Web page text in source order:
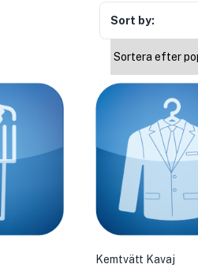
Sort by:
Kemtvätt Kavaj